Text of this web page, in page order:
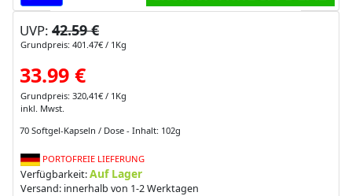
UVP: 42.59 €
Grundpreis: 401.47€ / 1Kg
33.99 €
Grundpreis: 320,41€ / 1Kg
inkl. Mwst.
70 Softgel-Kapseln / Dose - Inhalt: 102g
PORTOFREIE LIEFERUNG
Verfügbarkeit:Auf Lager
Versand: innerhalb von 1-2 Werktagen